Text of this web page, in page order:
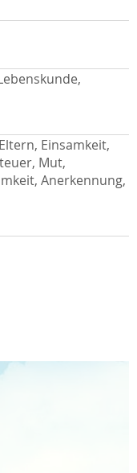
Einsamkeit,
Mut,
Anerkennung,